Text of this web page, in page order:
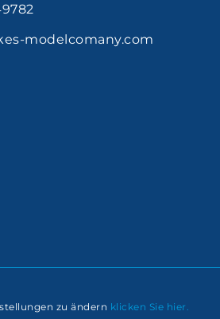
modelcomany.com
zu ändern klicken Sie hier.